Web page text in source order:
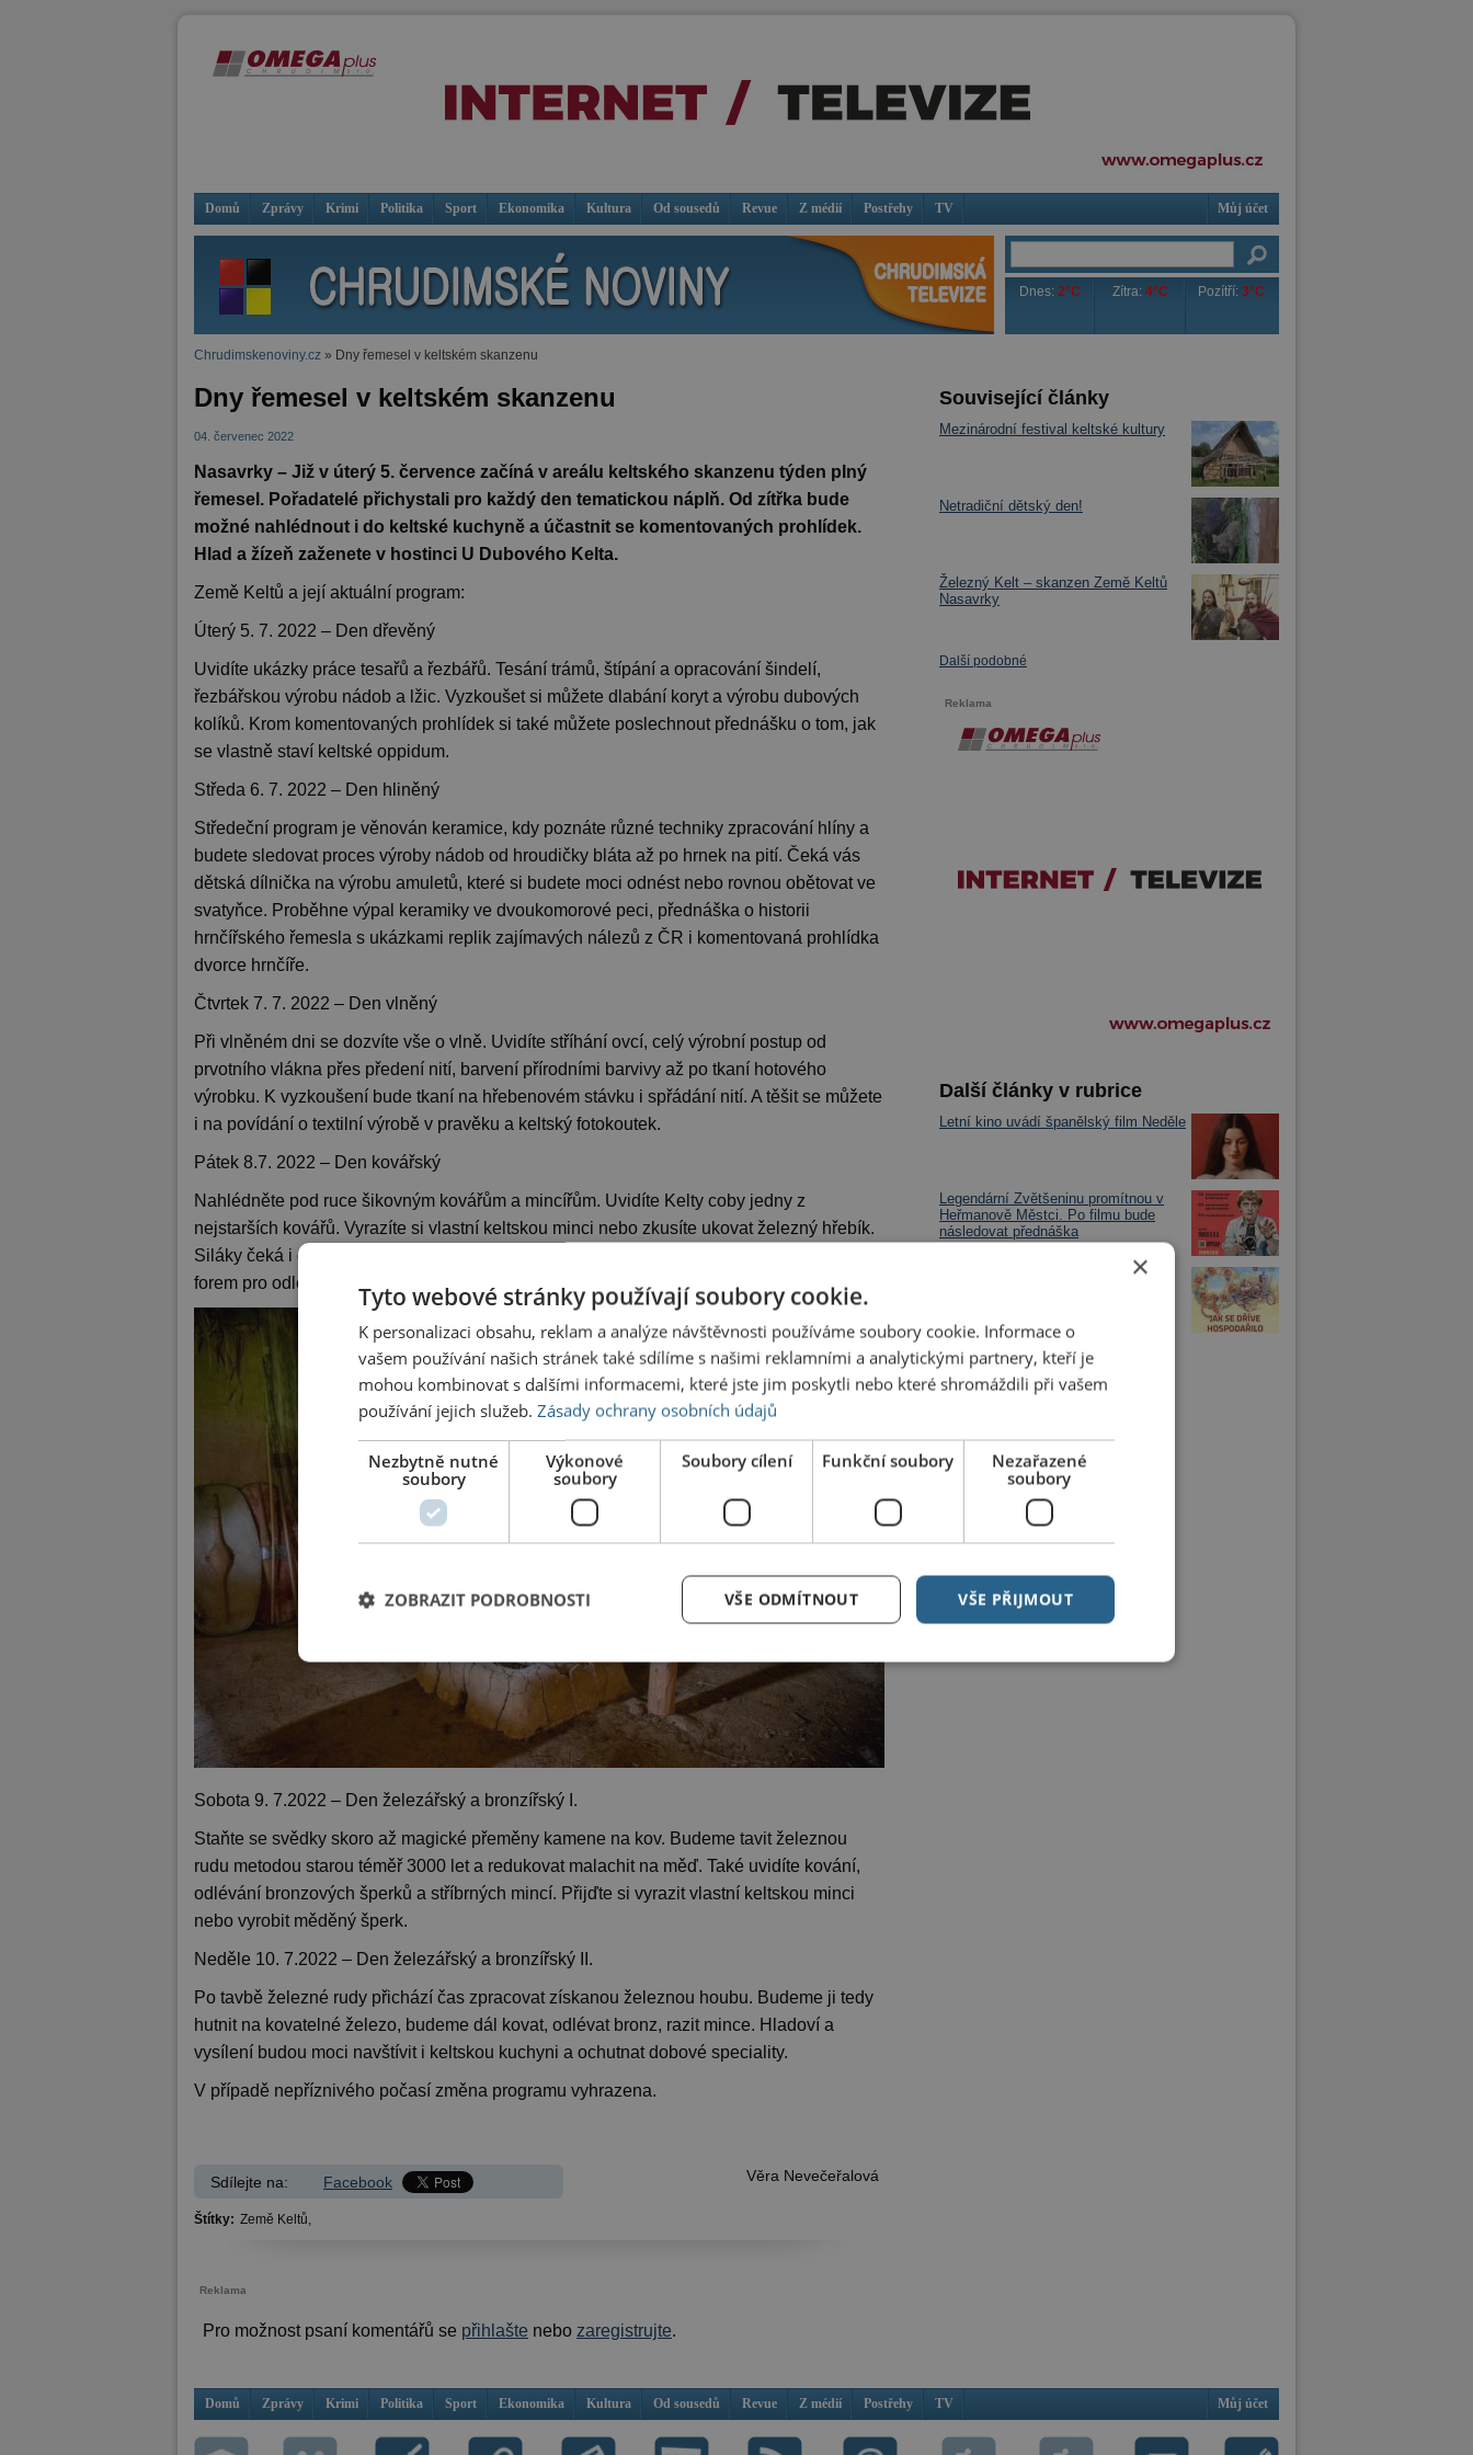
Domů Zprávy Krimi Politika Sport Ekonomika Kultura Od sousedů Revue Z médií Postřehy TV Můj účet
Dnes:2°C Zítra:4°C Pozítří: 3°C
Chrudimskenoviny.cz » Dny řemesel v keltském skanzenu
Dny řemesel v keltském skanzenu
04. červenec 2022
Nasavrky – Již v úterý 5. července začíná v areálu keltského skanzenu týden plný
řemesel. Pořadatelé přichystali pro každý den tematickou náplň. Od zítřka bude
možné nahlédnout i do keltské kuchyně a účastnit se komentovaných prohlídek.
Hlad a žízeň zaženete v hostinci U Dubového Kelta.
Země Keltů a její aktuální program:
Úterý 5. 7. 2022 – Den dřevěný
Uvidíte ukázky práce tesařů a řezbářů. Tesání trámů, štípání a opracování šindelí,
řezbářskou výrobu nádob a lžic. Vyzkoušet si můžete dlabání koryt a výrobu dubových
kolíků. Krom komentovaných prohlídek si také můžete poslechnout přednášku o tom, jak
se vlastně staví keltské oppidum.
Středa 6. 7. 2022 – Den hliněný
Středeční program je věnován keramice, kdy poznáte různé techniky zpracování hlíny a
budete sledovat proces výroby nádob od hroudičky bláta až po hrnek na pití. Čeká vás
dětská dílnička na výrobu amuletů, které si budete moci odnést nebo rovnou obětovat ve
svatyňce. Proběhne výpal keramiky ve dvoukomorové peci, přednáška o historii
hrnčířského řemesla s ukázkami replik zajímavých nálezů z ČR i komentovaná prohlídka
dvorce hrnčíře.
Čtvrtek 7. 7. 2022 – Den vlněný
Při vlněném dni se dozvíte vše o vlně. Uvidíte stříhání ovcí, celý výrobní postup od
prvotního vlákna přes předení nití, barvení přírodními barvivy až po tkaní hotového
výrobku. K vyzkoušení bude tkaní na hřebenovém stávku i spřádání nití. A těšit se můžete
i na povídání o textilní výrobě v pravěku a keltský fotokoutek.
Pátek 8.7. 2022 – Den kovářský
Nahlédněte pod ruce šikovným kovářům a mincířům. Uvidíte Kelty coby jedny z
nejstarších kovářů. Vyrazíte si vlastní keltskou minci nebo zkusíte ukovat železný hřebík.
Siláky čeká i drcení železné rudy. A k návštěvě vás pozve i výrobna voskových modelů a
forem pro odlévání bronzu.
Sobota 9. 7.2022 – Den železářský a bronzířský I.
Staňte se svědky skoro až magické přeměny kamene na kov. Budeme tavit železnou
rudu metodou starou téměř 3000 let a redukovat malachit na měď. Také uvidíte kování,
odlévání bronzových šperků a stříbrných mincí. Přijďte si vyrazit vlastní keltskou minci
nebo vyrobit měděný šperk.
Neděle 10. 7.2022 – Den železářský a bronzířský II.
Po tavbě železné rudy přichází čas zpracovat získanou železnou houbu. Budeme ji tedy
hutnit na kovatelné železo, budeme dál kovat, odlévat bronz, razit mince. Hladoví a
vysílení budou moci navštívit i keltskou kuchyni a ochutnat dobové speciality.
V případě nepříznivého počasí změna programu vyhrazena.
Věra Nevečeřalová
Sdílejte na: Facebook
Štítky: Země Keltů,
Reklama
Pro možnost psaní komentářů se přihlašte nebo zaregistrujte.
Související články
Mezinárodní festival keltské kultury
Netradiční dětský den!
Železný Kelt – skanzen Země Keltů
Nasavrky
Další podobné
Reklama
Další články v rubrice
Letní kino uvádí španělský film Neděle
Legendární Zvětšeninu promítnou v
Heřmanově Městci. Po filmu bude
následovat přednáška
Domů Zprávy Krimi Politika Sport Ekonomika Kultura Od sousedů Revue Z médií Postřehy TV Můj účet
×
Tyto webové stránky používají soubory cookie.
K personalizaci obsahu, reklam a analýze návštěvnosti používáme soubory cookie. Informace o
vašem používání našich stránek také sdílíme s našimi reklamními a analytickými partnery, kteří je
mohou kombinovat s dalšími informacemi, které jste jim poskytli nebo které shromáždili při vašem
používání jejich služeb. Zásady ochrany osobních údajů
Nezbytně nutné
soubory
Výkonové
soubory
Soubory cílení Funkční soubory
Nezařazené
soubory
VŠE PŘIJMOUT
VŠE ODMÍTNOUT
ZOBRAZIT PODROBNOSTI